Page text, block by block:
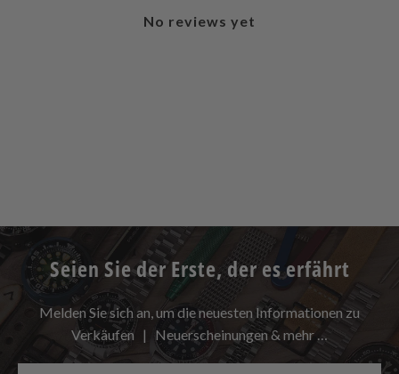
No reviews yet
Seien Sie der Erste, der es erfährt
Melden Sie sich an, um die neuesten Informationen zu
Verkäufen | Neuerscheinungen & mehr …